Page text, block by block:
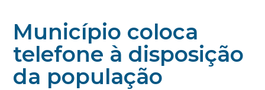
Município coloca
telefone à disposição
da população